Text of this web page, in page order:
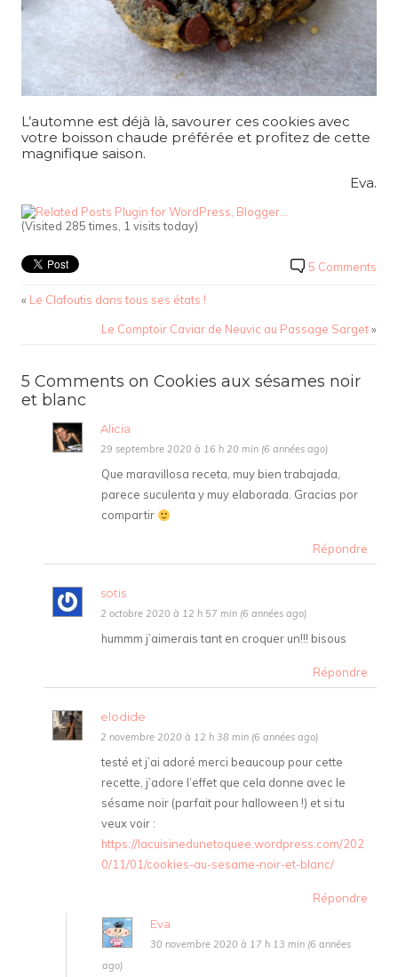
L’automne est déjà là, savourer ces cookies avec
votre boisson chaude préférée et profitez de cette
magnifique saison.
Eva.
(Visited 285 times, 1 visits today)
5 Comments
« Le Clafoutis dans tous ses états !
Le Comptoir Caviar de Neuvic au Passage Sarget»
5 Comments on Cookies aux sésames noir
et blanc
Alicia
29 septembre 2020 à 16 h 20 min (6 années ago)
Que maravillosa receta, muy bien trabajada,
parece suculenta y muy elaborada. Gracias por
compartir
Répondre
sotis
2 octobre 2020 à 12 h 57 min (6 années ago)
hummm j’aimerais tant en croquer un!!! bisous
Répondre
elodide
2 novembre 2020 à 12 h 38 min (6 années ago)
testé et j’ai adoré merci beaucoup pour cette
recette, j’adore l’effet que cela donne avec le
sésame noir (parfait pour halloween !) et si tu
veux voir :
https://lacuisinedunetoquee.wordpress.com/202
0/11/01/cookies-au-sesame-noir-et-blanc/
Répondre
Eva
30 novembre 2020 à 17 h 13 min (6 années
ago)